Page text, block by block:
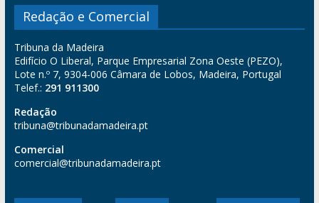
Redação e Comercial
Tribuna da Madeira
Edifício O Liberal, Parque Empresarial Zona Oeste (PEZO),
Lote n.º 7, 9304-006 Câmara de Lobos, Madeira, Portugal
Telef.: 291 911300
Redação
tribuna@tribunadamadeira.pt
Comercial
comercial@tribunadamadeira.pt